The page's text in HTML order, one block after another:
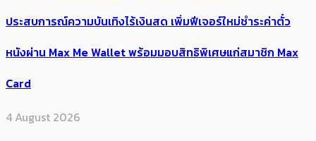
ประสบการณ์ความบันเทิงไร้เงินสด เพิ่มฟีเจอร์ใหม่ชำระค่าตั๋ว
หนังผ่าน Max Me Wallet พร้อมมอบสิทธิพิเศษแก่สมาชิก Max
Card
4 August 2026